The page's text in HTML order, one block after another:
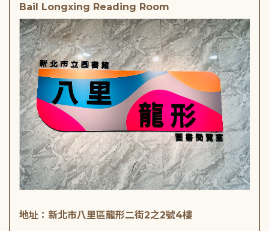
Bail Longxing Reading Room
地址：新北市八里區龍形二街2之2號4樓